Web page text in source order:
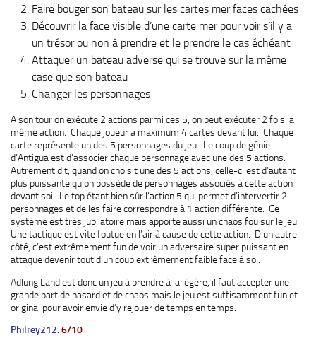
Faire bouger son bateau sur les cartes mer faces cachées
Découvrir la face visible d’une carte mer pour voir s’il y a
un trésor ou non à prendre et le prendre le cas échéant
Attaquer un bateau adverse qui se trouve sur la même
case que son bateau
Changer les personnages
A son tour on exécute 2 actions parmi ces 5, on peut exécuter 2 fois la
même action. Chaque joueur a maximum 4 cartes devant lui. Chaque
carte représente un des 5 personnages du jeu. Le coup de génie
d’Antigua est d’associer chaque personnage avec une des 5 actions.
Autrement dit, quand on choisit une des 5 actions, celle-ci est d’autant
plus puissante qu’on possède de personnages associés à cette action
devant soi. Le top étant bien sûr l’action 5 qui permet d’intervertir 2
personnages et de les faire correspondre à 1 action différente. Ce
système est très jubilatoire mais apporte aussi un chaos fou sur le jeu.
Une tactique est vite foutue en l’air à cause de cette action. D’un autre
côté, c’est extrêmement fun de voir un adversaire super puissant en
attaque devenir tout d’un coup extrêmement faible face à soi.
Adlung Land est donc un jeu à prendre à la légère, il faut accepter une
grande part de hasard et de chaos mais le jeu est suffisamment fun et
original pour avoir envie d’y rejouer de temps en temps.
Philrey212: 6/10